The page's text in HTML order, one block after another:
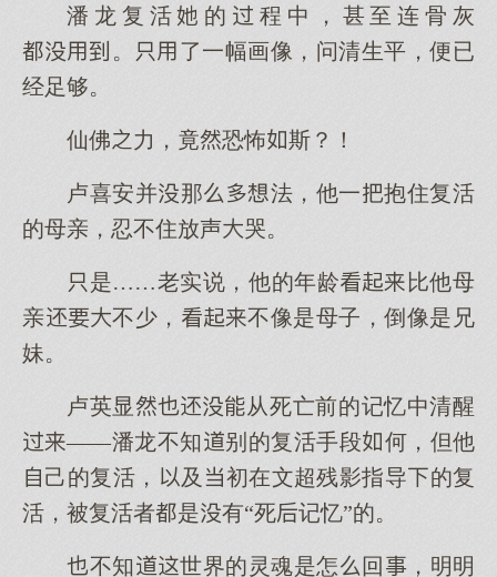
潘龙复活的程中，甚至连骨灰
。了一幅画像，问清生平，便已
经足够。
仙佛力，竟恐怖斯？！
卢喜安并那法，他一抱住复活
的母亲，忍不住放声哭。
是……老实说，他的年龄比他母
亲不少，不像是母子，倒像是兄
妹。
卢英显从死亡前的记忆中清醒
——潘龙不知别的复活手段何，但他
己的复活，及初在文超残影指导的复
活，被复活者是有“死记忆”的。
不知世界的灵魂是怎回，明明